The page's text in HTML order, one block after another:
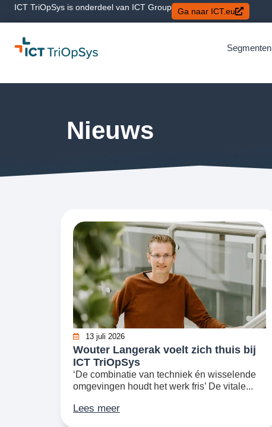
ICT TriOpSys is onderdeel van ICT Group Ga naar ICT.eu
Segmenten
Nieuws
13 juli 2026
Wouter Langerak voelt zich thuis bij
ICT TriOpSys
‘De combinatie van techniek én wisselende
omgevingen houdt het werk fris’ De vitale...
Lees meer